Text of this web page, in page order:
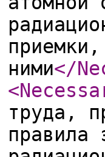
ними</
труда,
правила